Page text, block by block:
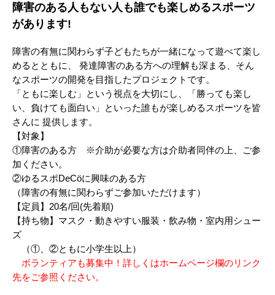
障害のある人もない人も誰でも楽しめるスポーツ
があります!
障害の有無に関わらず子どもたちが一緒になって遊べて楽し
めるとともに、 発達障害のある方への理解も深まる、そん
なスポーツの開発を目指したプロジェクトです。
「ともに楽しむ」という視点を大切にし、「勝っても楽し
い、負けても面白い」といった誰もが楽しめるスポーツを皆
さんに 提供します。
【対象】
①障害のある方 ※介助が必要な方は介助者同伴の上、ご参
加ください。
②ゆるスポDeCöに興味のある方
（障害の有無に関わらずご参加いただけます）
【定員】20名/回(先着順)
【持ち物】マスク・動きやすい服装・飲み物・室内用シュー
ズ
（①、②ともに小学生以上）
ボランティアも募集中！詳しくはホームページ欄のリンク
先をご参照ください。